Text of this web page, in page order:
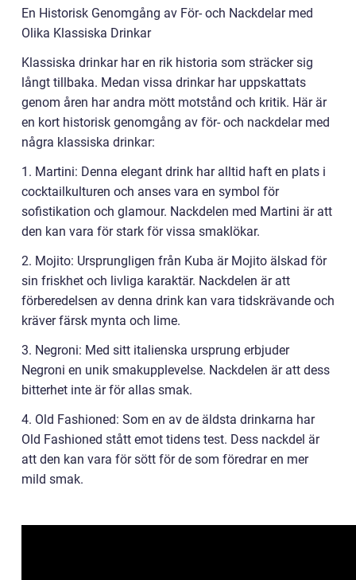
En Historisk Genomgång av För- och Nackdelar med
Olika Klassiska Drinkar
Klassiska drinkar har en rik historia som sträcker sig
långt tillbaka. Medan vissa drinkar har uppskattats
genom åren har andra mött motstånd och kritik. Här är
en kort historisk genomgång av för- och nackdelar med
några klassiska drinkar:
1. Martini: Denna elegant drink har alltid haft en plats i
cocktailkulturen och anses vara en symbol för
sofistikation och glamour. Nackdelen med Martini är att
den kan vara för stark för vissa smaklökar.
2. Mojito: Ursprungligen från Kuba är Mojito älskad för
sin friskhet och livliga karaktär. Nackdelen är att
förberedelsen av denna drink kan vara tidskrävande och
kräver färsk mynta och lime.
3. Negroni: Med sitt italienska ursprung erbjuder
Negroni en unik smakupplevelse. Nackdelen är att dess
bitterhet inte är för allas smak.
4. Old Fashioned: Som en av de äldsta drinkarna har
Old Fashioned stått emot tidens test. Dess nackdel är
att den kan vara för sött för de som föredrar en mer
mild smak.